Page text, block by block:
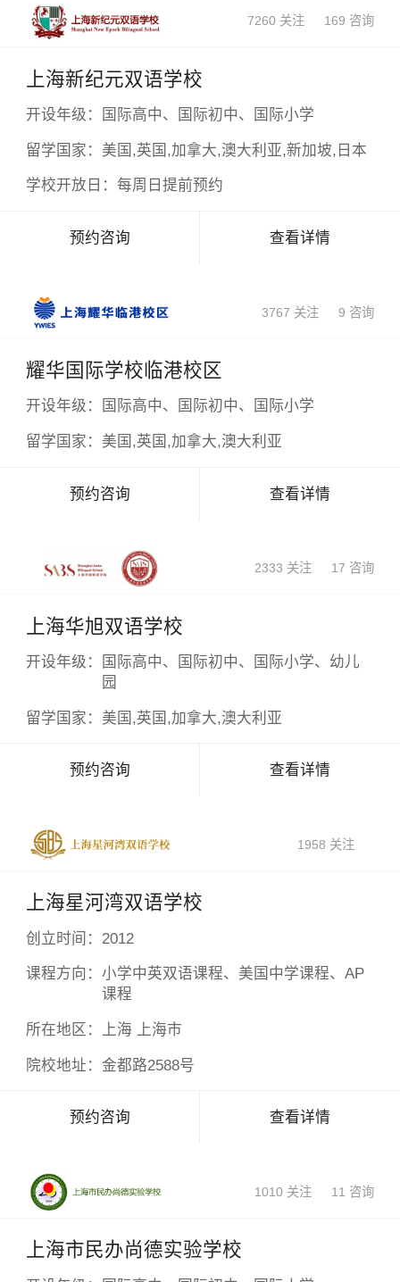
7260 关注 169 咨询
上海新纪元双语学校
开设年级： 国际高中、国际初中、国际小学
留学国家： 美国,英国,加拿大,澳大利亚,新加坡,日本
学校开放日： 每周日提前预约
预约咨询 查看详情
3767 关注 9 咨询
耀华国际学校临港校区
开设年级： 国际高中、国际初中、国际小学
留学国家： 美国,英国,加拿大,澳大利亚
预约咨询 查看详情
2333 关注 17 咨询
上海华旭双语学校
开设年级：
国际高中、国际初中、国际小学、幼儿
园
留学国家： 美国,英国,加拿大,澳大利亚
预约咨询 查看详情
1958 关注
上海星河湾双语学校
创立时间： 2012
课程方向： 小学中英双语课程、美国中学课程、AP
课程
所在地区： 上海 上海市
院校地址： 金都路2588号
预约咨询 查看详情
1010 关注 11 咨询
上海市民办尚德实验学校